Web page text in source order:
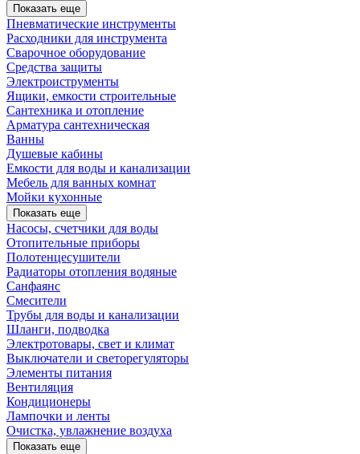
Показать еще
Пневматические инструменты
Расходники для инструмента
Сварочное оборудование
Средства защиты
Электроиструменты
Ящики, емкости строительные
Сантехника и отопление
Арматура сантехническая
Ванны
Душевые кабины
Емкости для воды и канализации
Мебель для ванных комнат
Мойки кухонные
Показать еще
Насосы, счетчики для воды
Отопительные приборы
Полотенцесушители
Радиаторы отопления водяные
Санфаянс
Смесители
Трубы для воды и канализации
Шланги, подводка
Электротовары, свет и климат
Выключатели и светорегуляторы
Элементы питания
Вентиляция
Кондиционеры
Лампочки и ленты
Очистка, увлажнение воздуха
Показать еще